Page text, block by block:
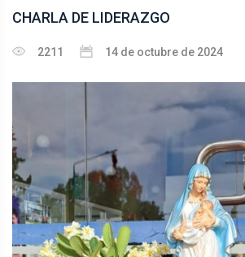
CHARLA DE LIDERAZGO
2211 14 de octubre de 2024